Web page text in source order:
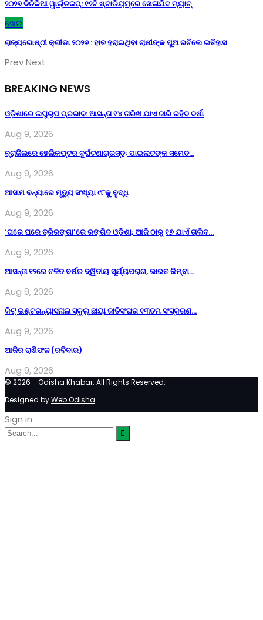
୨୦୨୭ ଦିନିକିଆ ୱାର୍ଲ୍ଡକପ୍‌: ୧୨ଟି ଷ୍ଟାଡିୟମ୍‌ରେ ଖେଳାଯିବ ମ୍ୟାଚ୍‌
ଖେଳ
ରାଜ୍ୟଗୋଷ୍ଠୀ କ୍ରୀଡା ୨୦୨୬ : ହାତ ହରାଇଥିବା ଚାଷୀଙ୍କ ପୁଅ ରଚିଲେ ଇତିହାସ
PrevNext
BREAKING NEWS
ଓଡ଼ିଶାରେ ଲଘୁଚାପ ପ୍ରଭାବ: ଆସନ୍ତା ୧୪ ତାରିଖ ଯାଏ ଜାରି ରହିବ ବର୍ଷା
Aug 9, 2026
ବ୍ରାଜିଲରେ ହେଲିକପ୍ଟର ଦୁର୍ଘଟଣାଗ୍ରସ୍ତ; ପାଇଲଟଙ୍କ ସମେତ…
Aug 9, 2026
ଆସାମ ବନ୍ୟାରେ ମୃତ୍ୟୁ ସଂଖ୍ୟା ୯୮କୁ ବୃଦ୍ଧି
Aug 9, 2026
‘ଘରେ ଘରେ ତ୍ରିରଙ୍ଗା’ରେ ରଙ୍ଗିବ ଓଡ଼ିଶା; ଆଜି ଠାରୁ ୧୭ ଯାଏଁ ଚାଲିବ…
Aug 9, 2026
ଆସନ୍ତା ୧୨ରେ ଚଳିତ ବର୍ଷର ଦ୍ୱିତୀୟ ସୂର୍ଯ୍ୟପରାଗ, ଭାରତ କିମ୍ବା…
Aug 9, 2026
କିଟ୍ ଇଣ୍ଟରନ୍ୟାସନାଲ ସ୍କୁଲ୍‍ ଛାୟା ଜାତିସଂଘର ୧୩ତମ ସଂସ୍କରଣ…
Aug 9, 2026
ଆଜିର ରାଶିଫଳ (ରବିବାର)
Aug 9, 2026
© 2026 - Odisha Khabar. All Rights Reserved.
Designed byWeb Odisha
Sign in